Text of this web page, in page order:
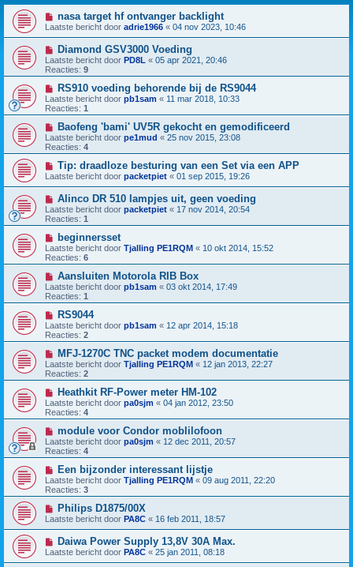
nasa target hf ontvanger backlight
Laatste bericht door adrie1966 « 04 nov 2023, 10:46
Diamond GSV3000 Voeding
Laatste bericht door PD8L « 05 apr 2021, 20:46
Reacties: 9
RS910 voeding behorende bij de RS9044
Laatste bericht door pb1sam « 11 mar 2018, 10:33
Reacties: 1
Baofeng 'bami' UV5R gekocht en gemodificeerd
Laatste bericht door pe1mud « 25 nov 2015, 23:08
Reacties: 4
Tip: draadloze besturing van een Set via een APP
Laatste bericht door packetpiet « 01 sep 2015, 19:26
Alinco DR 510 lampjes uit, geen voeding
Laatste bericht door packetpiet « 17 nov 2014, 20:54
Reacties: 1
beginnersset
Laatste bericht door Tjalling PE1RQM « 10 okt 2014, 15:52
Reacties: 6
Aansluiten Motorola RIB Box
Laatste bericht door pb1sam « 03 okt 2014, 17:49
Reacties: 1
RS9044
Laatste bericht door pb1sam « 12 apr 2014, 15:18
Reacties: 2
MFJ-1270C TNC packet modem documentatie
Laatste bericht door Tjalling PE1RQM « 12 jan 2013, 22:27
Reacties: 2
Heathkit RF-Power meter HM-102
Laatste bericht door pa0sjm « 04 jan 2012, 23:50
Reacties: 4
module voor Condor moblilofoon
Laatste bericht door pa0sjm « 12 dec 2011, 20:57
Reacties: 4
Een bijzonder interessant lijstje
Laatste bericht door Tjalling PE1RQM « 09 aug 2011, 22:20
Reacties: 3
Philips D1875/00X
Laatste bericht door PA8C « 16 feb 2011, 18:57
Daiwa Power Supply 13,8V 30A Max.
Laatste bericht door PA8C « 25 jan 2011, 08:18